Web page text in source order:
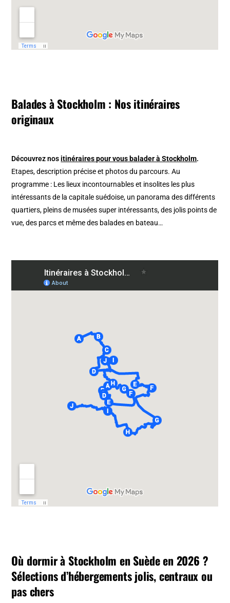
Balades à Stockholm : Nos itinéraires
originaux
Découvrez nositinéraires pour vous balader à Stockholm.
Etapes, description précise et photos du parcours. Au
programme : Les lieux incontournables et insolites les plus
intéressants de la capitale suédoise, un panorama des différents
quartiers, pleins de musées super intéressants, des jolis points de
vue, des parcs et même des balades en bateau…
Où dormir à Stockholm en Suède en 2026 ?
Sélections d’hébergements jolis, centraux ou
pas chers